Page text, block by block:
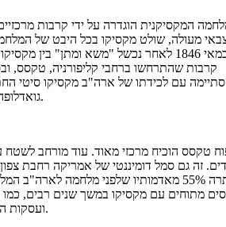
המקסיקנית הוגדרה על ידי קרבות
מעולה, שולט מקסיקו בכל היבט של
-13 במאי 1846 לאחר נכשל "משא ומתן" בין
קרבות שהתרחשו ברחבי קליפורניה, טקסס,
עם לכידתו של ארה"ב מקסיקו סיטי
גואדלופה-הידאלגו בשנת 1848.
טקסס הוכיח מרכזי מאוד. עוד מורחב
זה גם סמל דומיננטי של אמריקה רחבת
ויתרה 55% מאדמותיו שלפני מלחמה
מתוחים עם מקסיקו במשך שנים רבים, כמו
ועסקות התרחשו עד שנת 1970.